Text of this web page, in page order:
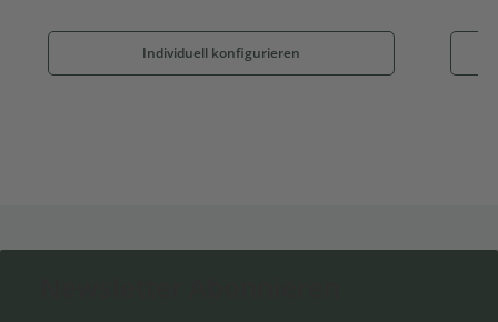
Individuell konfigurieren